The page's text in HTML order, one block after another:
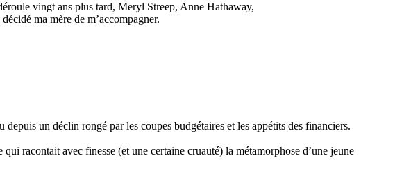
vingt ans plus tard, Meryl Streep, Anne Hathaway,
ma mère de m’accompagner.
un déclin rongé par les coupes budgétaires et les appétits des financiers.
racontait avec finesse (et une certaine cruauté) la métamorphose d’une jeune